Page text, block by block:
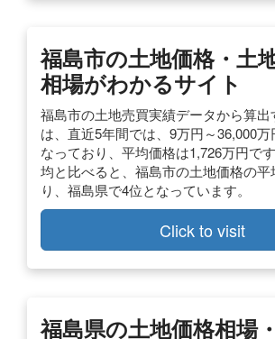
福島市の土地価格・土
相場がわかるサイト
福島市の土地売買実績データから算出
は、直近5年間では、9万円～36,000万
なっており、平均価格は1,726万円で
均と比べると、福島市の土地価格の平
り、福島県で4位となっています。
Click to visit
福島県の土地価格相場